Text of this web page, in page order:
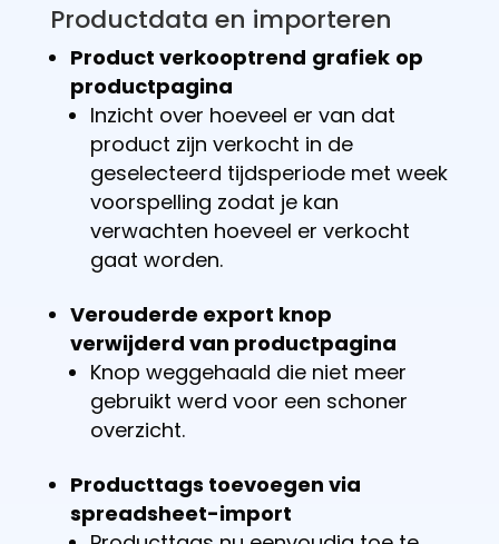
Productdata en importeren
Product verkooptrend grafiek op
productpagina
Inzicht over hoeveel er van dat
product zijn verkocht in de
geselecteerd tijdsperiode met week
voorspelling zodat je kan
verwachten hoeveel er verkocht
gaat worden.
Verouderde export knop
verwijderd van productpagina
Knop weggehaald die niet meer
gebruikt werd voor een schoner
overzicht.
Producttags toevoegen via
spreadsheet-import